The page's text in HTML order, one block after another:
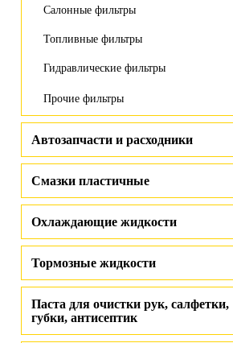
Салонные фильтры
Топливные фильтры
Гидравлические фильтры
Прочие фильтры
Автозапчасти и расходники
Смазки пластичные
Охлаждающие жидкости
Тормозные жидкости
Паста для очистки рук, салфетки,
губки, антисептик